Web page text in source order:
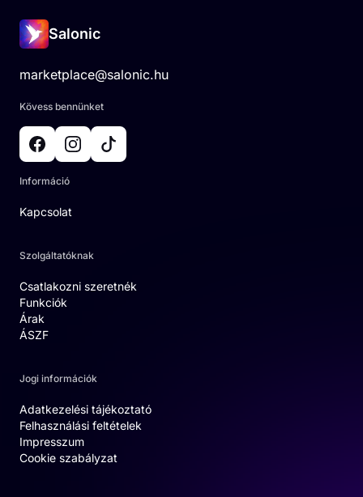
Salonic
marketplace@salonic.hu
Kövess bennünket
Információ
Kapcsolat
Szolgáltatóknak
Csatlakozni szeretnék
Funkciók
Árak
ÁSZF
Jogi információk
Adatkezelési tájékoztató
Felhasználási feltételek
Impresszum
Cookie szabályzat